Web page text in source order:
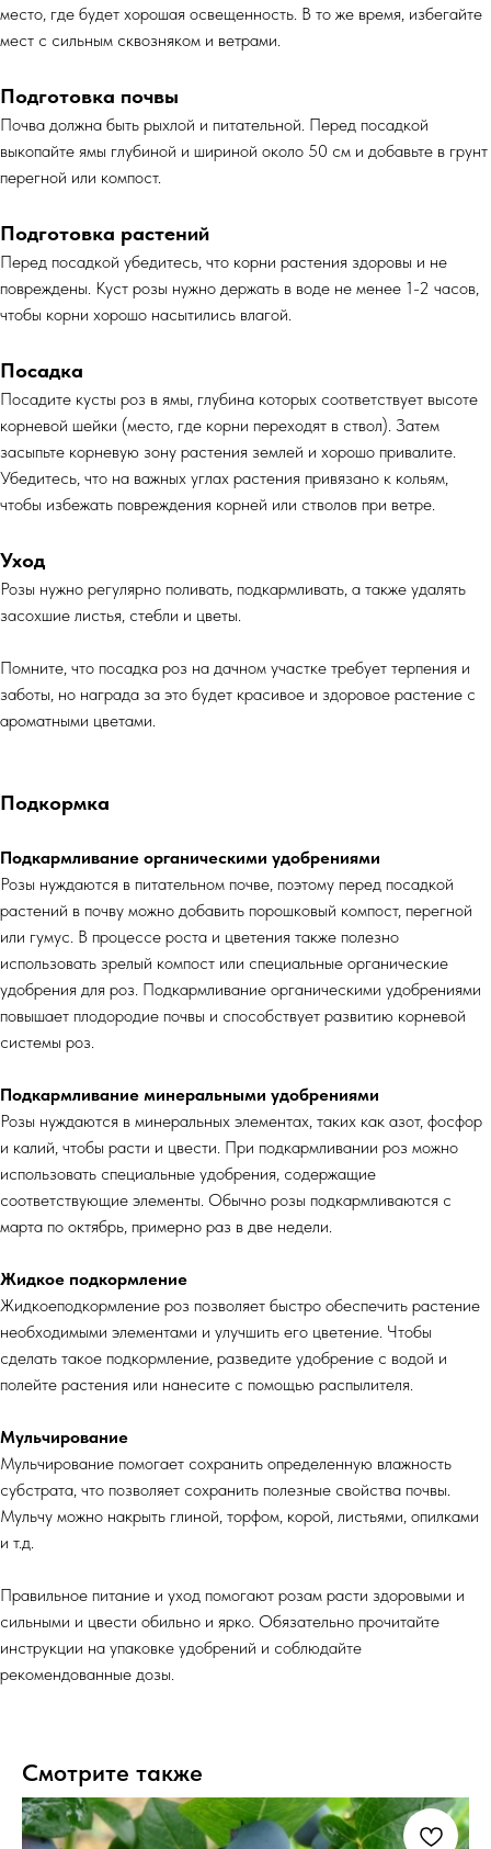
место, где будет хорошая освещенность. В то же время, избегайте
мест с сильным сквозняком и ветрами.
Подготовка почвы
Почва должна быть рыхлой и питательной. Перед посадкой
выкопайте ямы глубиной и шириной около 50 см и добавьте в грунт
перегной или компост.
Подготовка растений
Перед посадкой убедитесь, что корни растения здоровы и не
повреждены. Куст розы нужно держать в воде не менее 1-2 часов,
чтобы корни хорошо насытились влагой.
Посадка
Посадите кусты роз в ямы, глубина которых соответствует высоте
корневой шейки (место, где корни переходят в ствол). Затем
засыпьте корневую зону растения землей и хорошо привалите.
Убедитесь, что на важных углах растения привязано к кольям,
чтобы избежать повреждения корней или стволов при ветре.
Уход
Розы нужно регулярно поливать, подкармливать, а также удалять
засохшие листья, стебли и цветы.
Помните, что посадка роз на дачном участке требует терпения и
заботы, но награда за это будет красивое и здоровое растение с
ароматными цветами.
Подкормка
Подкармливание органическими удобрениями
Розы нуждаются в питательном почве, поэтому перед посадкой
растений в почву можно добавить порошковый компост, перегной
или гумус. В процессе роста и цветения также полезно
использовать зрелый компост или специальные органические
удобрения для роз. Подкармливание органическими удобрениями
повышает плодородие почвы и способствует развитию корневой
системы роз.
Подкармливание минеральными удобрениями
Розы нуждаются в минеральных элементах, таких как азот, фосфор
и калий, чтобы расти и цвести. При подкармливании роз можно
использовать специальные удобрения, содержащие
соответствующие элементы. Обычно розы подкармливаются с
марта по октябрь, примерно раз в две недели.
Жидкое подкормление
Жидкоеподкормление роз позволяет быстро обеспечить растение
необходимыми элементами и улучшить его цветение. Чтобы
сделать такое подкормление, разведите удобрение с водой и
полейте растения или нанесите с помощью распылителя.
Мульчирование
Мульчирование помогает сохранить определенную влажность
субстрата, что позволяет сохранить полезные свойства почвы.
Мульчу можно накрыть глиной, торфом, корой, листьями, опилками
и т.д.
Правильное питание и уход помогают розам расти здоровыми и
сильными и цвести обильно и ярко. Обязательно прочитайте
инструкции на упаковке удобрений и соблюдайте
рекомендованные дозы.
Смотрите также